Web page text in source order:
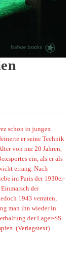
schon in jungen
er seine Technik
von nur 20 Jahren,
ein, als er als
errang. Nach
im Paris der 1930er-
der
1943 verraten,
man ihn wieder in
der Lager-SS
(Verlagstext)